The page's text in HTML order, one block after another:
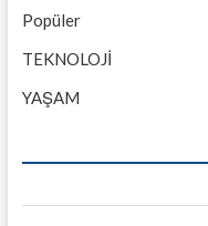
Popüler
TEKNOLOJİ
YAŞAM